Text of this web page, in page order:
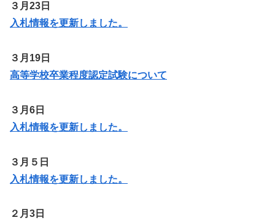
３月23日
入札情報を更新しました。
３月19日
高等学校卒業程度認定試験について
３月6日
入札情報を更新しま した。
３月５日
入札情報を更新しま した。
２月3日